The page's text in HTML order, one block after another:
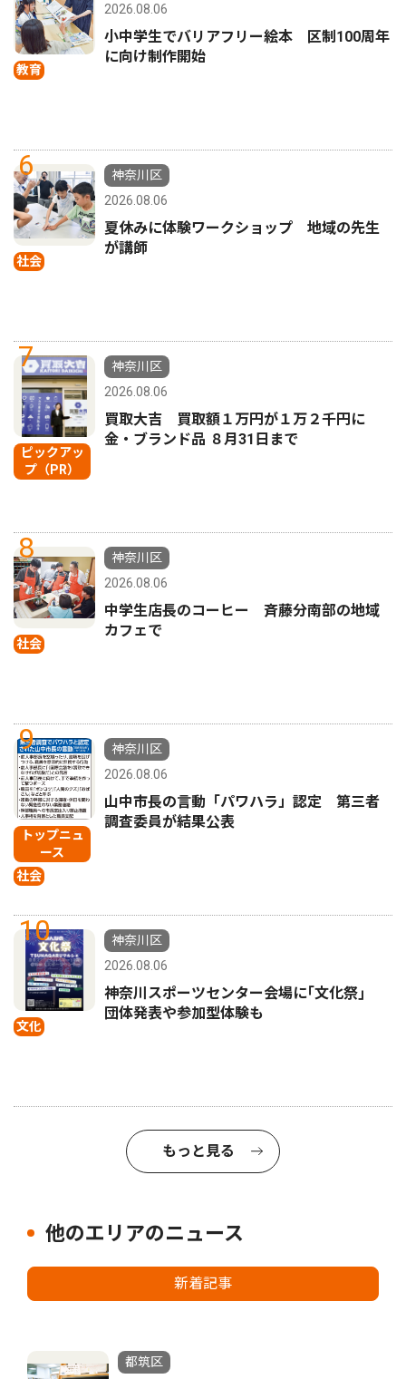
教育
2026.08.06
小中学生でバリアフリー絵本 区制100周年
に向け制作開始
6
社会
神奈川区
2026.08.06
夏休みに体験ワークショップ 地域の先生
が講師
7
ピックアッ
プ（PR）
神奈川区
2026.08.06
買取大吉 買取額１万円が１万２千円に
金・ブランド品 ８月31日まで
8
社会
神奈川区
2026.08.06
中学生店長のコーヒー 斉藤分南部の地域
カフェで
9
トップニュ
ース
社会
神奈川区
2026.08.06
山中市長の言動「パワハラ」認定 第三者
調査委員が結果公表
10
文化
神奈川区
2026.08.06
神奈川スポーツセンター会場に｢文化祭｣
団体発表や参加型体験も
もっと見る
他のエリアのニュース
新着記事
都筑区